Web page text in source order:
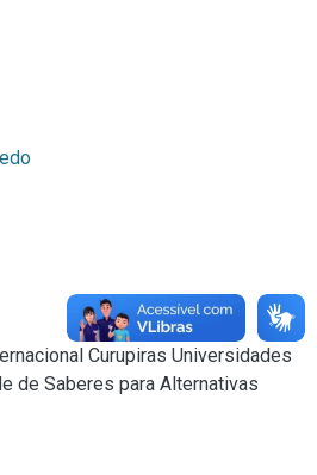
Curupiras Universidades
de Saberes para Alternativas